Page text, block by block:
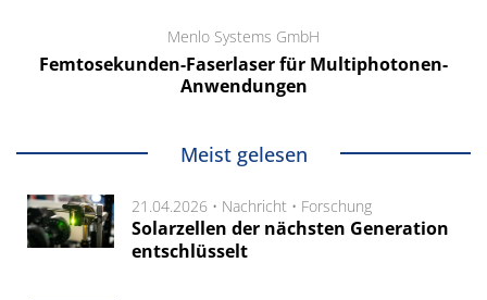
Menlo Systems GmbH
Femtosekunden-Faserlaser für Multiphotonen-
Anwendungen
Meist gelesen
21.04.2026 • Nachricht • Forschung
Solarzellen der nächsten Generation
entschlüsselt